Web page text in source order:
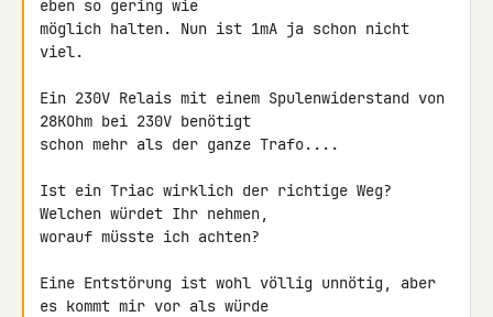
eben so gering wie
möglich halten. Nun ist 1mA ja schon nicht
viel.
Ein 230V Relais mit einem Spulenwiderstand von
28KOhm bei 230V benötigt
schon mehr als der ganze Trafo....
Ist ein Triac wirklich der richtige Weg?
Welchen würdet Ihr nehmen,
worauf müsste ich achten?
Eine Entstörung ist wohl völlig unnötig, aber
es kommt mir vor als würde